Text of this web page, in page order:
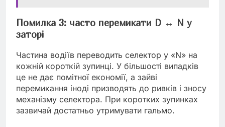
Помилка 3: часто перемикати D ↔ N у
заторі
Частина водіїв переводить селектор у «N» на
кожній короткій зупинці. У більшості випадків
це не дає помітної економії, а зайві
перемикання іноді призводять до ривків і зносу
механізму селектора. При коротких зупинках
зазвичай достатньо утримувати гальмо.